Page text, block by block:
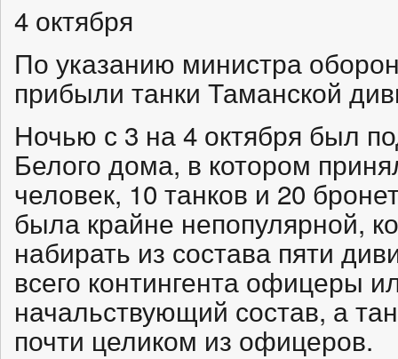
4 октября
По указанию министра
прибыли танки Таманской
Ночью с 3 на 4 октября был
Белого дома, в котором
человек, 10 танков и 20
была крайне непопулярной,
набирать из состава пяти
всего контингента офицеры
начальствующий состав, а
почти целиком из офицеров.